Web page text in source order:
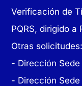
Verificación de
PQRS, dirigido a
Otras solicitudes:
- Dirección
- Dirección